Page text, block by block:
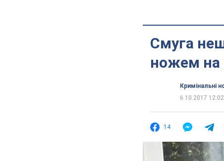
Смуга
ножем на
Кримінальні
6.10.2017 12:02
14